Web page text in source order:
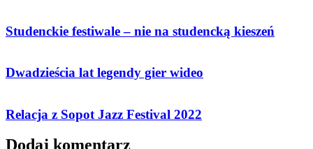
Studenckie festiwale – nie na studencką kieszeń
Dwadzieścia lat legendy gier wideo
Relacja z Sopot Jazz Festival 2022
Dodaj komentarz